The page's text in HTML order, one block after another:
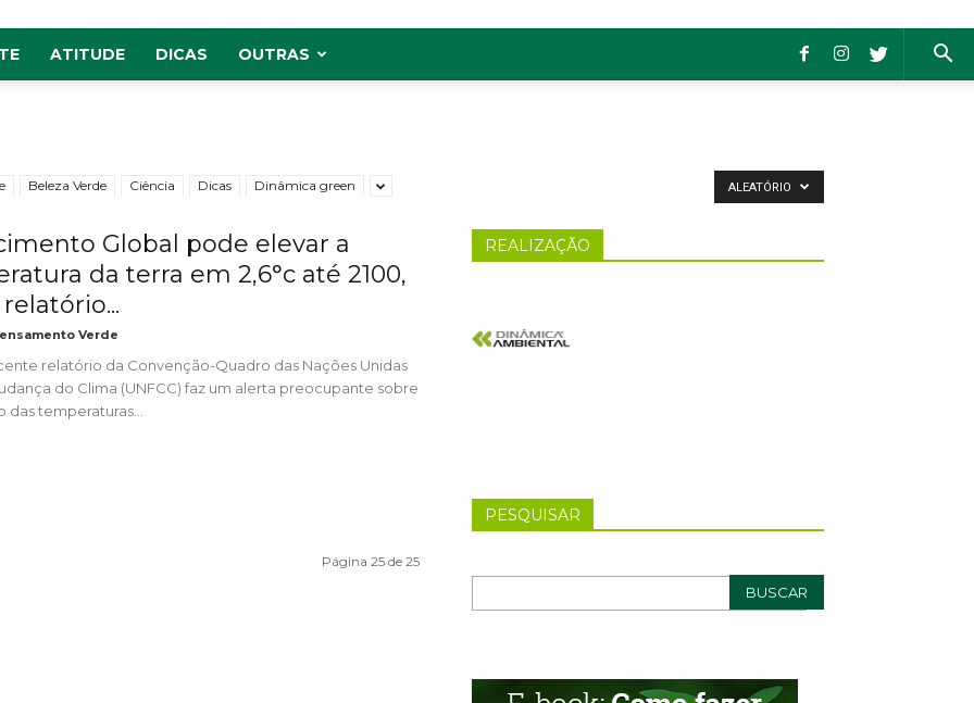
ATITUDE DICAS OUTRAS
Beleza Verde Ciência Dicas Dinâmica green ALEATÓRIO
Global pode elevar a
da terra em 2,6°c até 2100,
Verde
relatório da Convenção-Quadro das Nações Unidas
do Clima (UNFCC) faz um alerta preocupante sobre
das temperaturas...
Página 25 de 25
REALIZAÇÃO
PESQUISAR